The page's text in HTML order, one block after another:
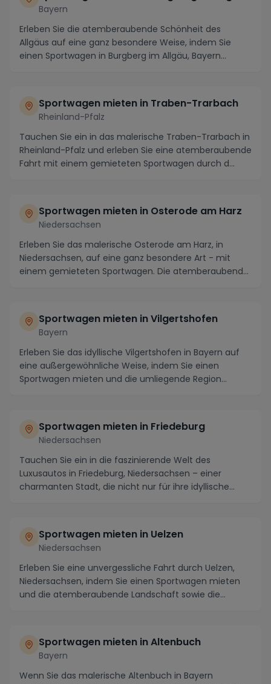
Bayern
Erleben Sie die atemberaubende Schönheit des
Allgäus auf eine ganz besondere Weise, indem Sie
einen Sportwagen in Burgberg im Allgäu, Bayern
Sportwagen mieten in Traben-Trarbach
Rheinland-Pfalz
Tauchen Sie ein in das malerische Traben-Trarbach in
Rheinland-Pfalz und erleben Sie eine atemberaubende
Fahrt mit einem gemieteten Sportwagen durch d...
Sportwagen mieten in Osterode am Harz
Niedersachsen
Erleben Sie das malerische Osterode am Harz, in
Niedersachsen, auf eine ganz besondere Art - mit
einem gemieteten Sportwagen. Die atemberaubende
Sportwagen mieten in Vilgertshofen
Bayern
Erleben Sie das idyllische Vilgertshofen in Bayern auf
eine außergewöhnliche Weise, indem Sie einen
Sportwagen mieten und die umliegende Region
Sportwagen mieten in Friedeburg
Niedersachsen
Tauchen Sie ein in die faszinierende Welt des
Luxusautos in Friedeburg, Niedersachsen – einer
charmanten Stadt, die nicht nur für ihre idyllische
Sportwagen mieten in Uelzen
Niedersachsen
Erleben Sie eine unvergessliche Fahrt durch Uelzen,
Niedersachsen, indem Sie einen Sportwagen mieten
und die atemberaubende Landschaft sowie die
Sportwagen mieten in Altenbuch
Bayern
Wenn Sie das malerische Altenbuch in Bayern